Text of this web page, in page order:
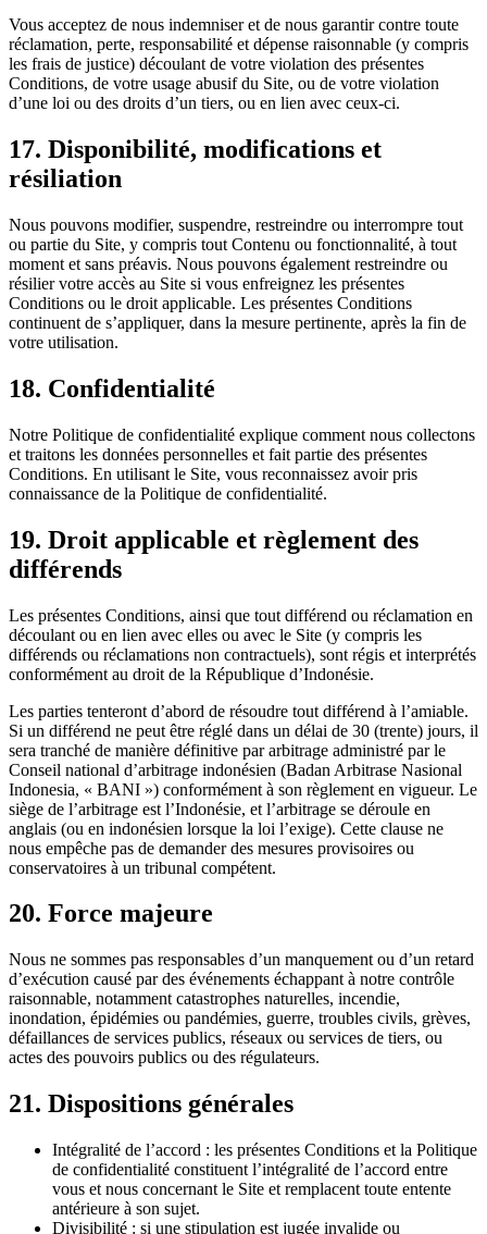
Vous acceptez de nous indemniser et de nous garantir contre toute
réclamation, perte, responsabilité et dépense raisonnable (y compris
les frais de justice) découlant de votre violation des présentes
Conditions, de votre usage abusif du Site, ou de votre violation
d’une loi ou des droits d’un tiers, ou en lien avec ceux-ci.
17. Disponibilité, modifications et
résiliation
Nous pouvons modifier, suspendre, restreindre ou interrompre tout
ou partie du Site, y compris tout Contenu ou fonctionnalité, à tout
moment et sans préavis. Nous pouvons également restreindre ou
résilier votre accès au Site si vous enfreignez les présentes
Conditions ou le droit applicable. Les présentes Conditions
continuent de s’appliquer, dans la mesure pertinente, après la fin de
votre utilisation.
18. Confidentialité
Notre Politique de confidentialité explique comment nous collectons
et traitons les données personnelles et fait partie des présentes
Conditions. En utilisant le Site, vous reconnaissez avoir pris
connaissance de la Politique de confidentialité.
19. Droit applicable et règlement des
différends
Les présentes Conditions, ainsi que tout différend ou réclamation en
découlant ou en lien avec elles ou avec le Site (y compris les
différends ou réclamations non contractuels), sont régis et interprétés
conformément au droit de la République d’Indonésie.
Les parties tenteront d’abord de résoudre tout différend à l’amiable.
Si un différend ne peut être réglé dans un délai de 30 (trente) jours, il
sera tranché de manière définitive par arbitrage administré par le
Conseil national d’arbitrage indonésien (Badan Arbitrase Nasional
Indonesia, « BANI ») conformément à son règlement en vigueur. Le
siège de l’arbitrage est l’Indonésie, et l’arbitrage se déroule en
anglais (ou en indonésien lorsque la loi l’exige). Cette clause ne
nous empêche pas de demander des mesures provisoires ou
conservatoires à un tribunal compétent.
20. Force majeure
Nous ne sommes pas responsables d’un manquement ou d’un retard
d’exécution causé par des événements échappant à notre contrôle
raisonnable, notamment catastrophes naturelles, incendie,
inondation, épidémies ou pandémies, guerre, troubles civils, grèves,
défaillances de services publics, réseaux ou services de tiers, ou
actes des pouvoirs publics ou des régulateurs.
21. Dispositions générales
Intégralité de l’accord : les présentes Conditions et la Politique
de confidentialité constituent l’intégralité de l’accord entre
vous et nous concernant le Site et remplacent toute entente
antérieure à son sujet.
Divisibilité : si une stipulation est jugée invalide ou